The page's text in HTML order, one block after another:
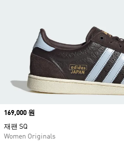
Price
169,000 원
재팬 SQ
Women Originals